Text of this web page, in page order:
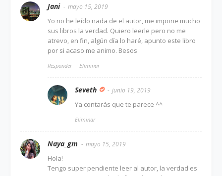
Jani mayo 15, 2019
Yo no he leído nada de el autor, me impone mucho
sus libros la verdad. Quiero leerle pero no me
atrevo, en fin, algún día lo haré, apunto este libro
por si acaso me animo. Besos
Responder Eliminar
Seveth junio 19, 2019
Ya contarás que te parece ^^
Eliminar
Naya_gm mayo 15, 2019
Hola!
Tengo super pendiente leer al autor, la verdad es